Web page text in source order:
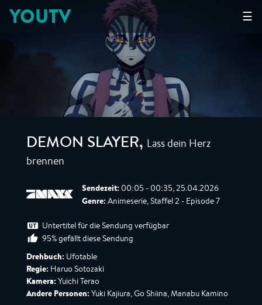
☰
YOUTV
DEMON SLAYER, Lass dein Herz
brennen
Sendezeit: 00:05 - 00:35, 25.04.2026
Genre: Animeserie, Staffel 2 - Episode 7
Untertitel für die Sendung verfügbar
95% gefällt diese Sendung
Drehbuch: Ufotable
Regie: Haruo Sotozaki
Kamera: Yuichi Terao
Andere Personen: Yuki Kajiura, Go Shiina, Manabu Kamino